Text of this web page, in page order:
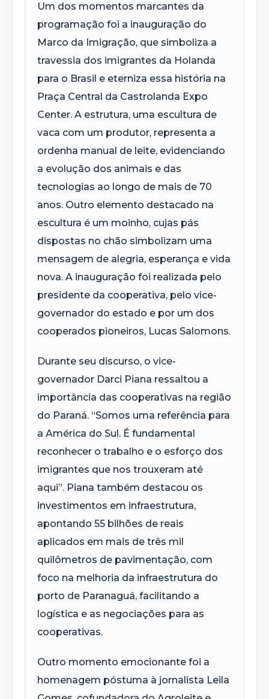
Um dos momentos marcantes da
programação foi a inauguração do
Marco da Imigração, que simboliza a
travessia dos imigrantes da Holanda
para o Brasil e eterniza essa história na
Praça Central da Castrolanda Expo
Center. A estrutura, uma escultura de
vaca com um produtor, representa a
ordenha manual de leite, evidenciando
a evolução dos animais e das
tecnologias ao longo de mais de 70
anos. Outro elemento destacado na
escultura é um moinho, cujas pás
dispostas no chão simbolizam uma
mensagem de alegria, esperança e vida
nova. A inauguração foi realizada pelo
presidente da cooperativa, pelo vice-
governador do estado e por um dos
cooperados pioneiros, Lucas Salomons.
Durante seu discurso, o vice-
governador Darci Piana ressaltou a
importância das cooperativas na região
do Paraná. “Somos uma referência para
a América do Sul. É fundamental
reconhecer o trabalho e o esforço dos
imigrantes que nos trouxeram até
aqui”. Piana também destacou os
investimentos em infraestrutura,
apontando 55 bilhões de reais
aplicados em mais de três mil
quilômetros de pavimentação, com
foco na melhoria da infraestrutura do
porto de Paranaguá, facilitando a
logística e as negociações para as
cooperativas.
Outro momento emocionante foi a
homenagem póstuma à jornalista Leila